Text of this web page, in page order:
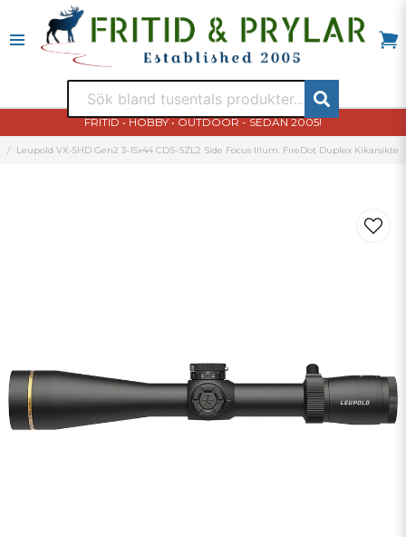
FRITID • HOBBY • OUTDOOR - SEDAN 2005!
Leupold VX-5HD Gen2 3-15x44 CDS-SZL2 Side Focus Illum. FireDot Duplex Kikarsikte